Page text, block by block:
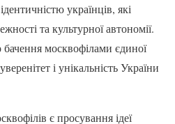
українців, які
та культурної автономії.
москвофілами єдиної
і унікальність України
є просування ідеї